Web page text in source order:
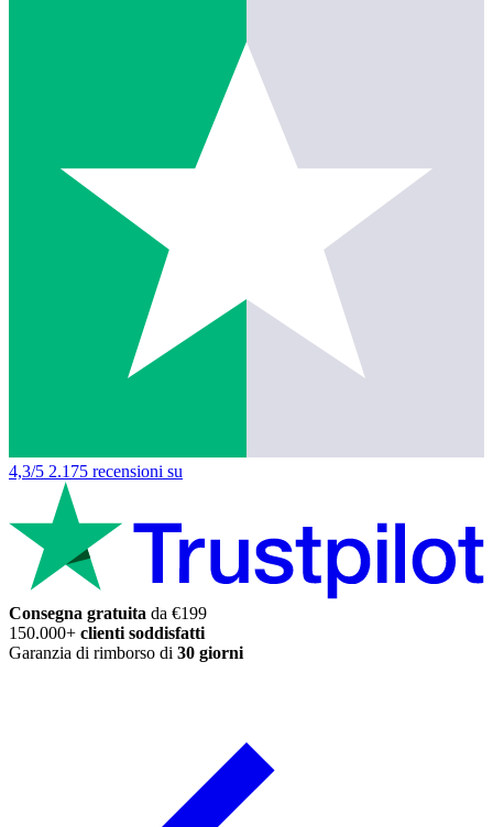
4,3/5 2.175 recensioni su
Consegna gratuita da €199
150.000+ clienti soddisfatti
Garanzia di rimborso di 30 giorni